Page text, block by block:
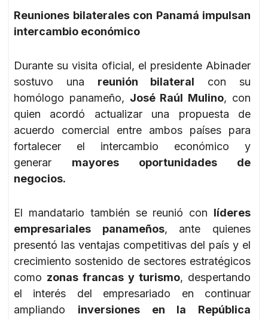
Reuniones bilaterales con Panamá impulsan
intercambio económico
Durante su visita oficial, el presidente Abinader
sostuvo una reunión bilateral con su
homólogo panameño, José Raúl Mulino, con
quien acordó actualizar una propuesta de
acuerdo comercial entre ambos países para
fortalecer el intercambio económico y
generar mayores oportunidades de
negocios.
El mandatario también se reunió con líderes
empresariales panameños, ante quienes
presentó las ventajas competitivas del país y el
crecimiento sostenido de sectores estratégicos
como zonas francas y turismo, despertando
el interés del empresariado en continuar
ampliando inversiones en la República